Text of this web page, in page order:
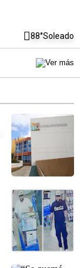
88°Soleado